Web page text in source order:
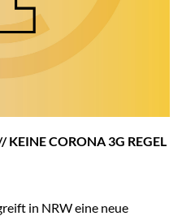
CORONA 3G REGEL
in NRW eine neue